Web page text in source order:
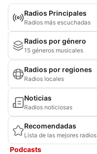
Radios Principales
Radios más escuchadas
Radios por género
15 géneros musicales
Radios por regiones
Radios locales
Noticias
Radios noticiosas
Recomendadas
Lista de las mejores radios
Podcasts